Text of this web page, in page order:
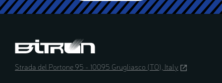
Strada del Portone 95 - 10095 Grugliasco (TO), Italy (opens